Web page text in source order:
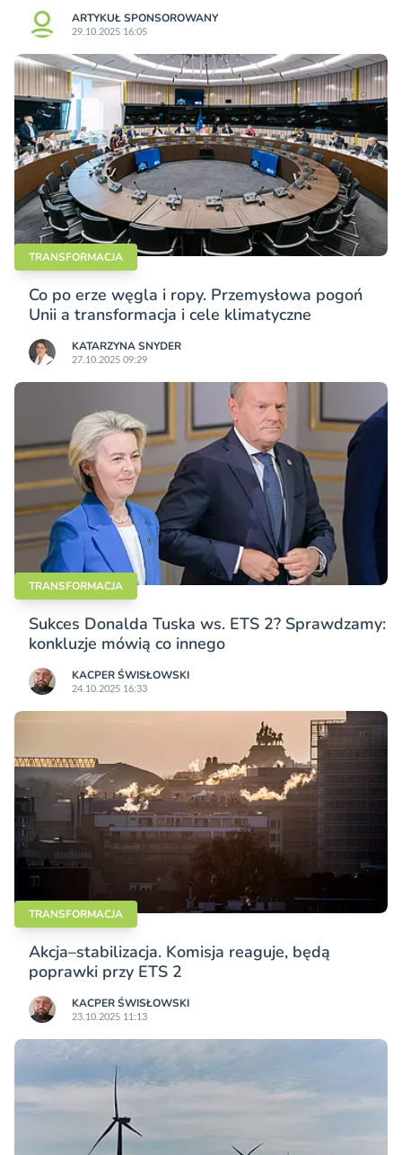
ARTYKUŁ SPONSOROWANY
29.10.2025 16:05
TRANSFORMACJA
Co po erze węgla i ropy. Przemysłowa pogoń
Unii a transformacja i cele klimatyczne
KATARZYNA SNYDER
27.10.2025 09:29
TRANSFORMACJA
Sukces Donalda Tuska ws. ETS 2? Sprawdzamy:
konkluzje mówią co innego
KACPER ŚWISŁO­WSKI
24.10.2025 16:33
TRANSFORMACJA
Akcja–stabilizacja. Komisja reaguje, będą
poprawki przy ETS 2
KACPER ŚWISŁO­WSKI
23.10.2025 11:13